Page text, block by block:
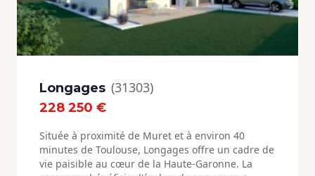
Longages (31303)
228 250 €
Située à proximité de Muret et à environ 40
minutes de Toulouse, Longages offre un cadre de
vie paisible au cœur de la Haute-Garonne. La